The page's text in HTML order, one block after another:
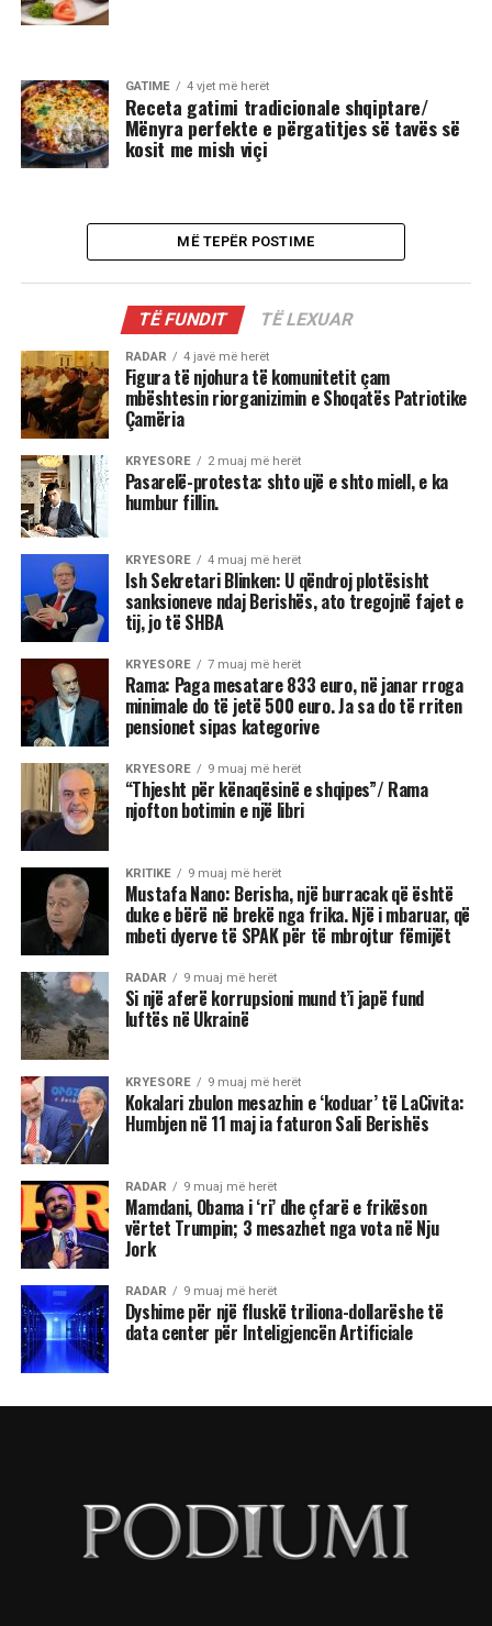
GATIME 4 vjet më herët
Receta gatimi tradicionale shqiptare/
Mënyra perfekte e përgatitjes së tavës së
kosit me mish viçi
MË TEPËR POSTIME
TË FUNDIT TË LEXUAR
RADAR 4 javë më herët
Figura të njohura të komunitetit çam
mbështesin riorganizimin e Shoqatës Patriotike
Çamëria
KRYESORE 2 muaj më herët
Pasarelë-protesta: shto ujë e shto miell, e ka
humbur fillin.
KRYESORE 4 muaj më herët
Ish Sekretari Blinken: U qëndroj plotësisht
sanksioneve ndaj Berishës, ato tregojnë fajet e
tij, jo të SHBA
KRYESORE 7 muaj më herët
Rama: Paga mesatare 833 euro, në janar rroga
minimale do të jetë 500 euro. Ja sa do të rriten
pensionet sipas kategorive
KRYESORE 9 muaj më herët
“Thjesht për kënaqësinë e shqipes”/ Rama
njofton botimin e një libri
KRITIKE 9 muaj më herët
Mustafa Nano: Berisha, një burracak që është
duke e bërë në brekë nga frika. Një i mbaruar, që
mbeti dyerve të SPAK për të mbrojtur fëmijët
RADAR 9 muaj më herët
Si një aferë korrupsioni mund t’i japë fund
luftës në Ukrainë
KRYESORE 9 muaj më herët
Kokalari zbulon mesazhin e ‘koduar’ të LaCivita:
Humbjen në 11 maj ia faturon Sali Berishës
RADAR 9 muaj më herët
Mamdani, Obama i ‘ri’ dhe çfarë e frikëson
vërtet Trumpin; 3 mesazhet nga vota në Nju
Jork
RADAR 9 muaj më herët
Dyshime për një fluskë triliona-dollarëshe të
data center për Inteligjencën Artificiale